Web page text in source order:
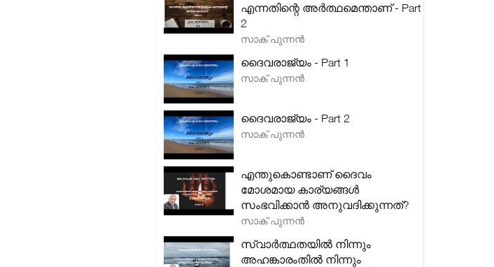
എന്നതിന്റെ അർത്ഥമെന്താണ് - Part
2
സാക് പുന്നൻ
ദൈവരാജ്യം - Part 1
സാക് പുന്നൻ
ദൈവരാജ്യം - Part 2
സാക് പുന്നൻ
എന്തുകൊണ്ടാണ് ദൈവം
മോശമായ കാര്യങ്ങൾ
സംഭവിക്കാൻ അനുവദിക്കുന്നത്?
സാക് പുന്നൻ
സ്വാർത്ഥതയിൽ നിന്നും
അഹങ്കാരംതിൽ നിന്നും